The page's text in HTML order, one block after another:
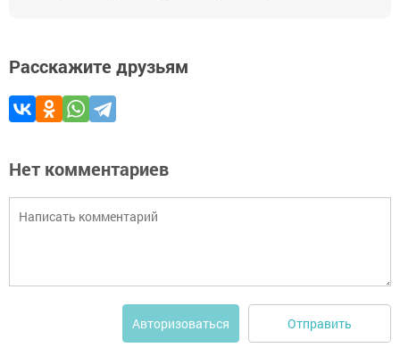
Расскажите друзьям
Нет комментариев
Авторизоваться Отправить